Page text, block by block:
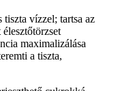
tiszta vízzel; tartsa az
maximalizálása
a tiszta,